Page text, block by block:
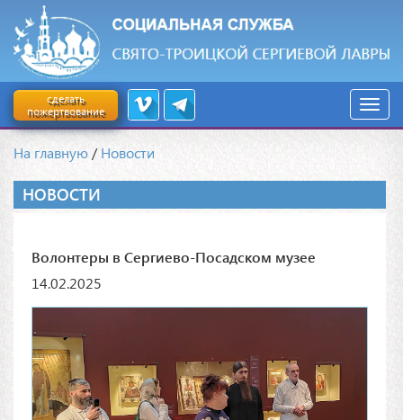
сделать
пожертвование
На главную /Новости
НОВОСТИ
Волонтеры в Сергиево-Посадском музее
14.02.2025